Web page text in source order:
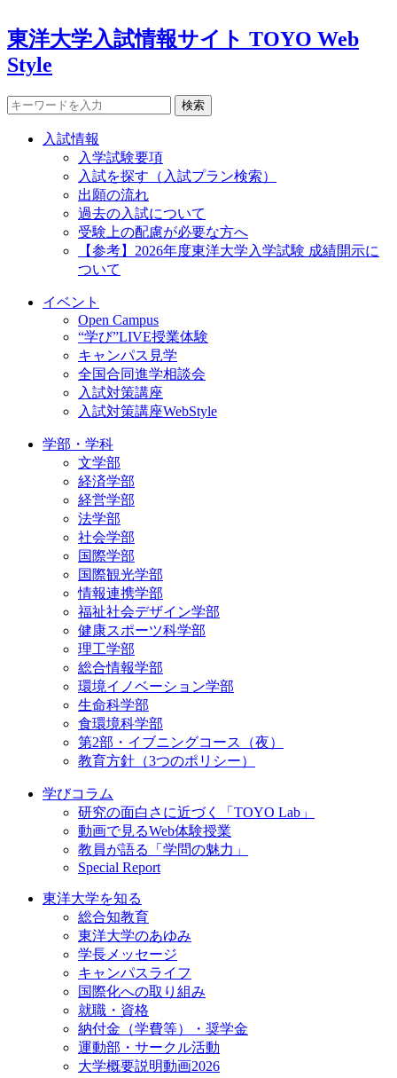
東洋大学入試情報サイト TOYO Web
Style
検索
入試情報
入学試験要項
入試を探す（入試プラン検索）
出願の流れ
過去の入試について
受験上の配慮が必要な方へ
【参考】2026年度東洋大学入学試験 成績開示に
ついて
イベント
Open Campus
“学び”LIVE授業体験
キャンパス見学
全国合同進学相談会
入試対策講座
入試対策講座WebStyle
学部・学科
文学部
経済学部
経営学部
法学部
社会学部
国際学部
国際観光学部
情報連携学部
福祉社会デザイン学部
健康スポーツ科学部
理工学部
総合情報学部
環境イノベーション学部
生命科学部
食環境科学部
第2部・イブニングコース（夜）
教育方針（3つのポリシー）
学びコラム
研究の面白さに近づく「TOYO Lab」
動画で見るWeb体験授業
教員が語る「学問の魅力」
Special Report
東洋大学を知る
総合知教育
東洋大学のあゆみ
学長メッセージ
キャンパスライフ
国際化への取り組み
就職・資格
納付金（学費等）・奨学金
運動部・サークル活動
大学概要説明動画2026